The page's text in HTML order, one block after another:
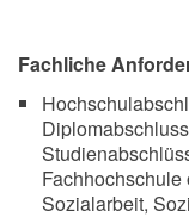
Fachliche
Sozialarbeit,